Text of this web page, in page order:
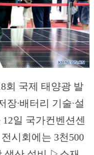
회 국제 태양광 발
장∙배터리 기술∙설
일 국가컨벤션센
시회에는 3천500